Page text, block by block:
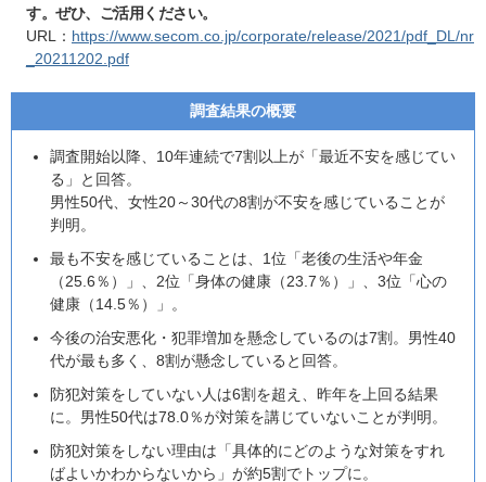
す。ぜひ、ご活用ください。
URL： https://www.secom.co.jp/corporate/release/2021/pdf_DL/nr
_20211202.pdf
調査結果の概要
調査開始以降、10年連続で7割以上が「最近不安を感じてい
る」と回答。
男性50代、女性20～30代の8割が不安を感じていることが
判明。
最も不安を感じていることは、1位「老後の生活や年金
（25.6％）」、2位「身体の健康（23.7％）」、3位「心の
健康（14.5％）」。
今後の治安悪化・犯罪増加を懸念しているのは7割。男性40
代が最も多く、8割が懸念していると回答。
防犯対策をしていない人は6割を超え、昨年を上回る結果
に。男性50代は78.0％が対策を講じていないことが判明。
防犯対策をしない理由は「具体的にどのような対策をすれ
ばよいかわからないから」が約5割でトップに。